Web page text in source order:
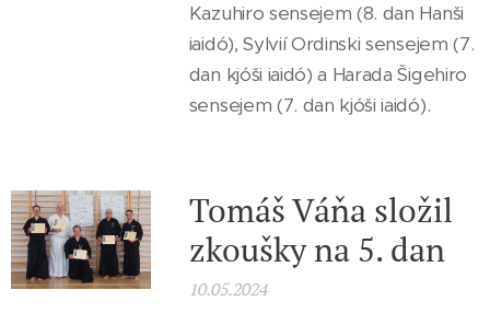
Kazuhiro sensejem (8. dan Hanši
iaidó), Sylvií Ordinski sensejem (7.
dan kjóši iaidó) a Harada Šigehiro
sensejem (7. dan kjóši iaidó).
Tomáš Váňa složil
zkoušky na 5. dan
10.05.2024